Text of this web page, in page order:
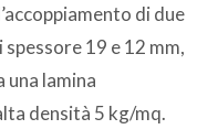
di due
19 e 12 mm,
lamina
densità 5 kg/mq.